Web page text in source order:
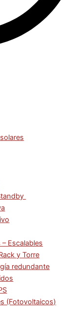
Escalables
y Torre
redundante
(Fotovoltaicos)